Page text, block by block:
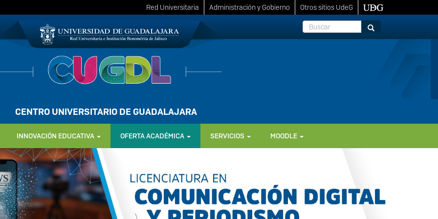
Red Universitaria Administración y Gobierno
Otros sitios UdeG
Buscar
Buscar
CENTRO UNIVERSITARIO DE GUADALAJARA
INNOVACIÓN EDUCATIVA OFERTA ACADÉMICA SERVICIOS
MOODLE